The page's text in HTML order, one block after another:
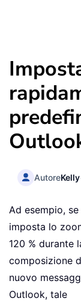
AutoreKelly
Ad esempio, se
imposta lo
120 % durante
composizione
nuovo
Outlook, tale